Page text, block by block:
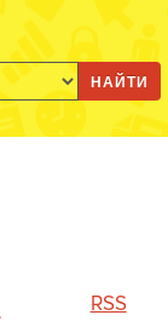
НАЙТИ
RSS